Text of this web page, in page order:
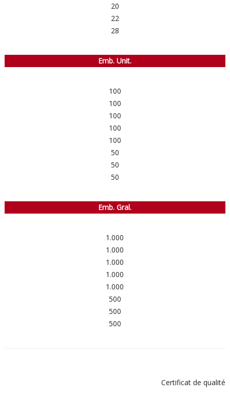
20
22
28
Emb. Unit.
100
100
100
100
100
50
50
50
Emb. Gral.
1.000
1.000
1.000
1.000
1.000
500
500
500
Certificat de qualité